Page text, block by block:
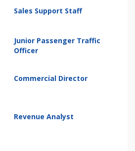
Sales Support Staff
Junior Passenger Traffic
Officer
Commercial Director
Revenue Analyst